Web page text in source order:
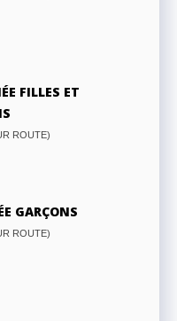
FILLES ET
ROUTE)
GARÇONS
ROUTE)